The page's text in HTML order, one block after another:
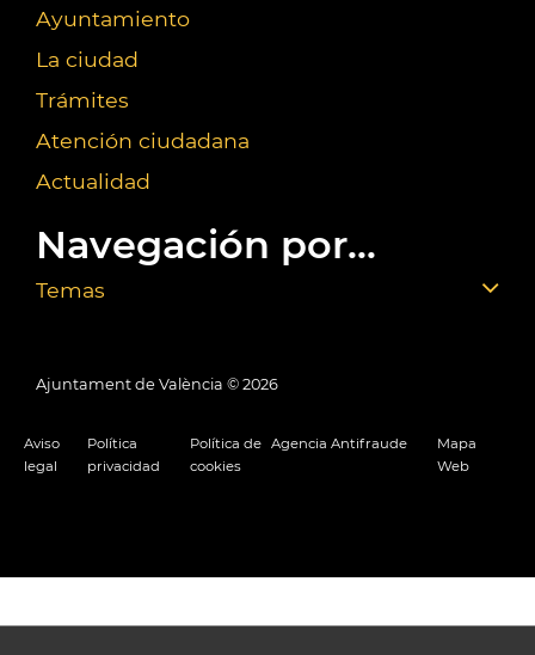
Ayuntamiento
La ciudad
Trámites
Atención ciudadana
Actualidad
Navegación por...
Temas
Ajuntament de València © 2026
Aviso
legal
Política
privacidad
Política de
cookies
Agencia Antifraude
Mapa
Web